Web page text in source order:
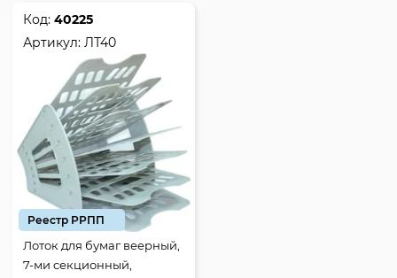
Код:40225
Артикул:ЛТ40
Реестр РРПП
Лоток для бумаг веерный,
7-ми секционный,